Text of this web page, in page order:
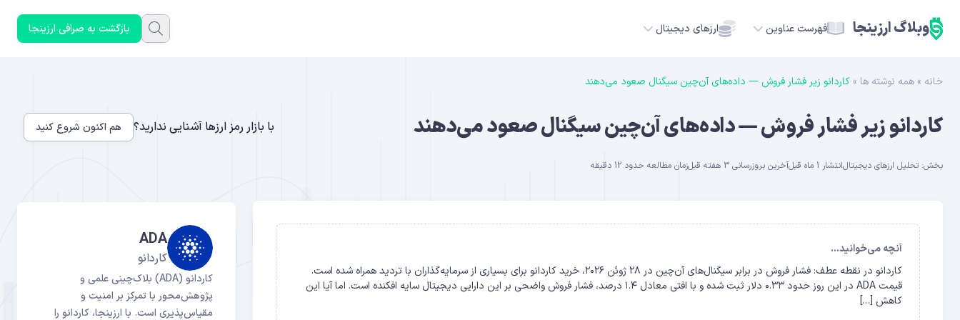
وبلاگ ارزینجا فهرست عناوین ارزهای دیجیتال
ADA
بازگشت به صرافی ارزینجا
خانه » همه نوشته ها » کاردانو زیر فشار فروش — داده‌های آن‌چین سیگنال صعود می‌دهند
کاردانو زیر فشار فروش — داده‌های آن‌چین سیگنال صعود می‌دهند با بازار رمز ارزها آشنایی ندارید؟ هم اکنون شروع کنید
بخش: تحلیل ارزهای دیجیتالانتشار 1 ماه قبل آخرین بروزرسانی 3 هفته قبل زمان مطالعه حدود 12 دقیقه
آنچه می‌خوانید...
کاردانو در نقطه عطف: فشار فروش در برابر سیگنال‌های آن‌چین در ۲۸ ژوئن ۲۰۲۶، خرید کاردانو برای بسیاری از سرمایه‌گذاران با تردید همراه شده است.
قیمت ADA در این روز حدود ۰.۳۳ دلار ثبت شده و با افتی معادل ۱.۴ درصد، فشار فروش واضحی بر این دارایی دیجیتال سایه افکنده است. اما آیا این
کاهش […]
ADA
کاردانو
کاردانو (ADA) بلاک‌چینی علمی و
پژوهش‌محور با تمرکز بر امنیت و
مقیاس‌پذیری است. با ارزینجا، کاردانو را